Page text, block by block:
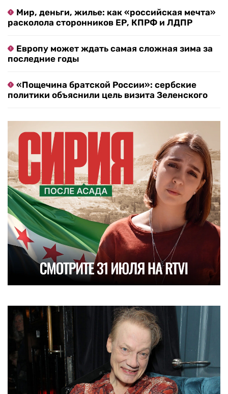
Мир, деньги, жилье: как «российская мечта»
расколола сторонников ЕР, КПРФ и ЛДПР
Европу может ждать самая сложная зима за
последние годы
«Пощечина братской России»: сербские
политики объяснили цель визита Зеленского